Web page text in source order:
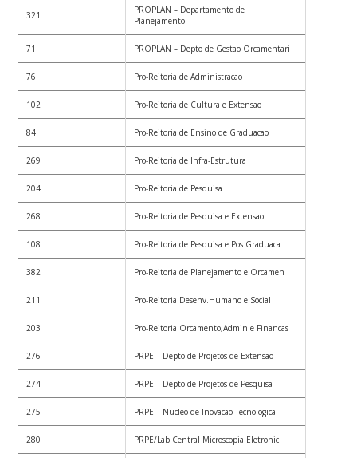
321
PROPLAN – Departamento de
Planejamento
71 PROPLAN – Depto de Gestao Orcamentari
76 Pro-Reitoria de Administracao
102 Pro-Reitoria de Cultura e Extensao
84 Pro-Reitoria de Ensino de Graduacao
269 Pro-Reitoria de Infra-Estrutura
204 Pro-Reitoria de Pesquisa
268 Pro-Reitoria de Pesquisa e Extensao
108 Pro-Reitoria de Pesquisa e Pos Graduaca
382 Pro-Reitoria de Planejamento e Orcamen
211 Pro-Reitoria Desenv.Humano e Social
203 Pro-Reitoria Orcamento,Admin.e Financas
276 PRPE – Depto de Projetos de Extensao
274 PRPE – Depto de Projetos de Pesquisa
275 PRPE – Nucleo de Inovacao Tecnologica
280 PRPE/Lab.Central Microscopia Eletronic